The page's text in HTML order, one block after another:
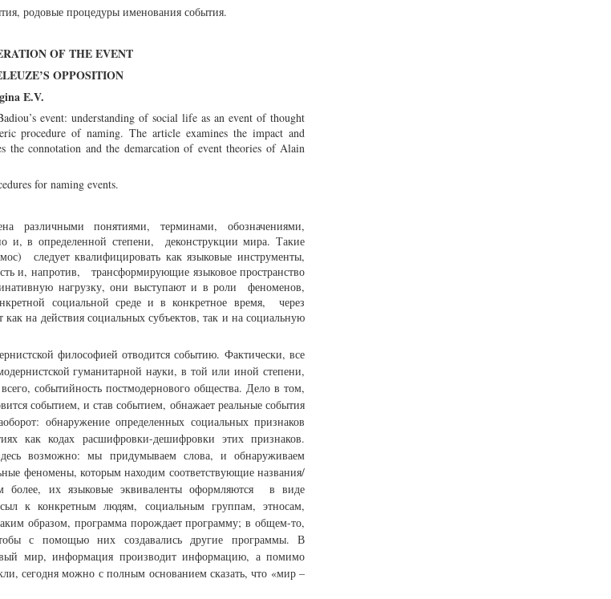
родовые процедуры именования события.
OF THE EVENT
OPPOSITION
E.V.
event: understanding of social life as an event of thought
procedure of naming. The article examines the impact and
the connotation and the demarcation of event theories of Alain
for naming events.
различными понятиями, терминами, обозначениями,
в определенной степени, деконструкции мира. Такие
следует квалифицировать как языковые инструменты,
и, напротив, трансформирующие языковое пространство
нагрузку, они выступают и в роли феноменов,
социальной среде и в конкретное время, через
на действия социальных субъектов, так и на социальную
философией отводится событию. Фактически, все
гуманитарной науки, в той или иной степени,
событийность постмодернового общества. Дело в том,
событием, и став событием, обнажает реальные события
обнаружение определенных социальных признаков
как кодах расшифровки-дешифровки этих признаков.
возможно: мы придумываем слова, и обнаруживаем
феномены, которым находим соответствующие названия/
их языковые эквиваленты оформляются в виде
к конкретным людям, социальным группам, этносам,
образом, программа порождает программу; в общем-то,
с помощью них создавались другие программы. В
мир, информация производит информацию, а помимо
сегодня можно с полным основанием сказать, что «мир –